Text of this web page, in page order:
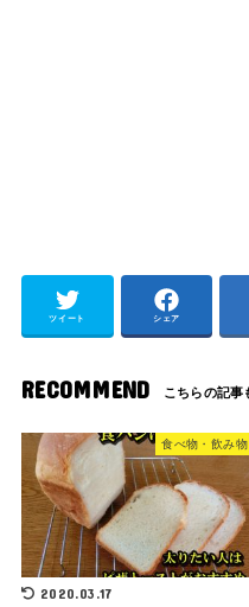
ツイート シェア
RECOMMEND
食べ物・飲み物
2020.03.17